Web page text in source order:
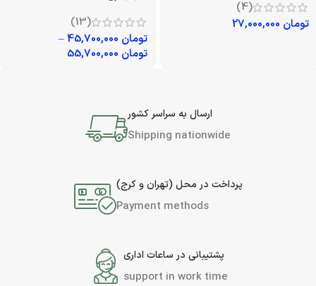
(4)
تومان
(13)
تومان
–
تومان
ارسال به سراسر کشور
Shipping nationwide
پرداخت در محل (تهران و کرج)
Payment methods
پشتیبانی در ساعات اداری
support in work time